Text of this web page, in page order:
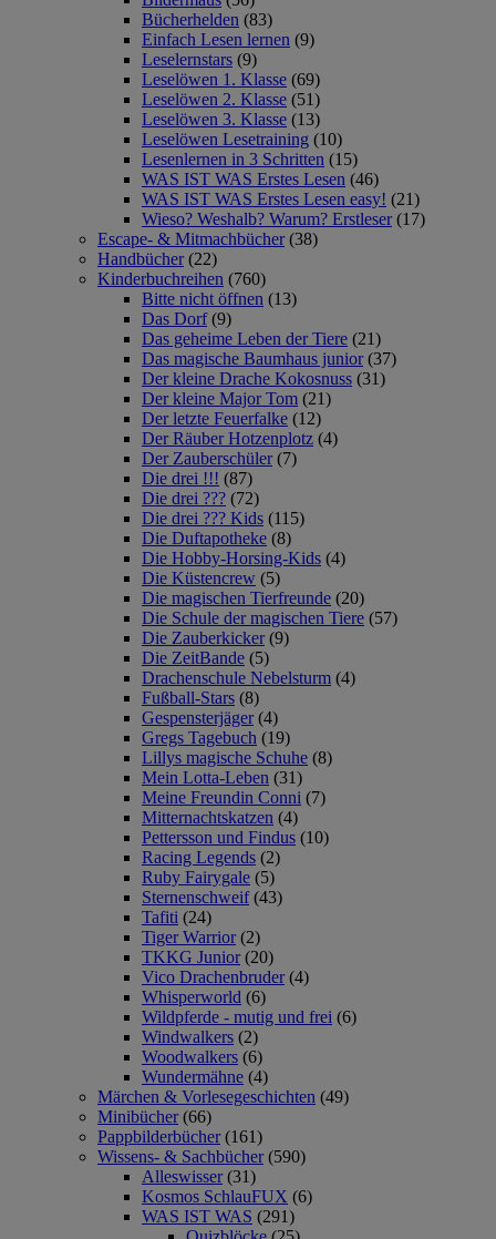
Bücherhelden (83)
Einfach Lesen lernen (9)
Leselernstars (9)
Leselöwen 1. Klasse (69)
Leselöwen 2. Klasse (51)
Leselöwen 3. Klasse (13)
Leselöwen Lesetraining (10)
Lesenlernen in 3 Schritten (15)
WAS IST WAS Erstes Lesen (46)
WAS IST WAS Erstes Lesen easy! (21)
Wieso? Weshalb? Warum? Erstleser (17)
Escape- & Mitmachbücher (38)
Handbücher (22)
Kinderbuchreihen (760)
Bitte nicht öffnen (13)
Das Dorf (9)
Das geheime Leben der Tiere (21)
Das magische Baumhaus junior (37)
Der kleine Drache Kokosnuss (31)
Der kleine Major Tom (21)
Der letzte Feuerfalke (12)
Der Räuber Hotzenplotz (4)
Der Zauberschüler (7)
Die drei !!! (87)
Die drei ??? (72)
Die drei ??? Kids (115)
Die Duftapotheke (8)
Die Hobby-Horsing-Kids (4)
Die Küstencrew (5)
Die magischen Tierfreunde (20)
Die Schule der magischen Tiere (57)
Die Zauberkicker (9)
Die ZeitBande (5)
Drachenschule Nebelsturm (4)
Fußball-Stars (8)
Gespensterjäger (4)
Gregs Tagebuch (19)
Lillys magische Schuhe (8)
Mein Lotta-Leben (31)
Meine Freundin Conni (7)
Mitternachtskatzen (4)
Pettersson und Findus (10)
Racing Legends (2)
Ruby Fairygale (5)
Sternenschweif (43)
Tafiti (24)
Tiger Warrior (2)
TKKG Junior (20)
Vico Drachenbruder (4)
Whisperworld (6)
Wildpferde - mutig und frei (6)
Windwalkers (2)
Woodwalkers (6)
Wundermähne (4)
Märchen & Vorlesegeschichten (49)
Minibücher (66)
Pappbilderbücher (161)
Wissens- & Sachbücher (590)
Alleswisser (31)
Kosmos SchlauFUX (6)
WAS IST WAS (291)